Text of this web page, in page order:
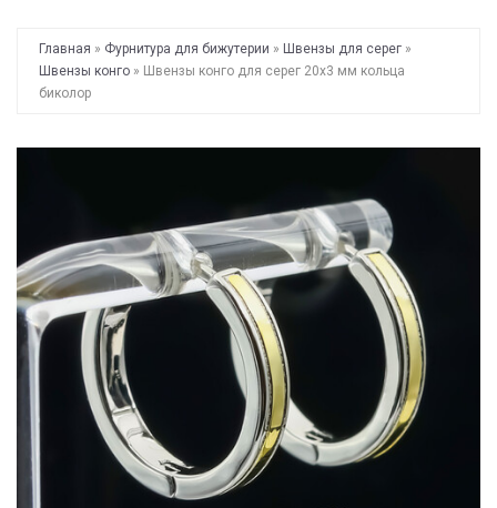
Главная » Фурнитура для бижутерии » Швензы для серег »
Швензы конго » Швензы конго для серег 20х3 мм кольца
биколор